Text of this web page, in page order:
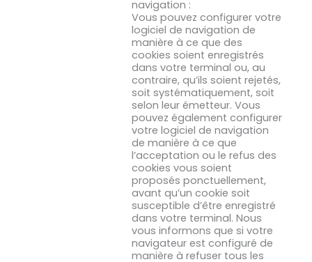
navigation :
Vous pouvez configurer votre
logiciel de navigation de
manière à ce que des
cookies soient enregistrés
dans votre terminal ou, au
contraire, qu’ils soient rejetés,
soit systématiquement, soit
selon leur émetteur. Vous
pouvez également configurer
votre logiciel de navigation
de manière à ce que
l’acceptation ou le refus des
cookies vous soient
proposés ponctuellement,
avant qu’un cookie soit
susceptible d’être enregistré
dans votre terminal. Nous
vous informons que si votre
navigateur est configuré de
manière à refuser tous les